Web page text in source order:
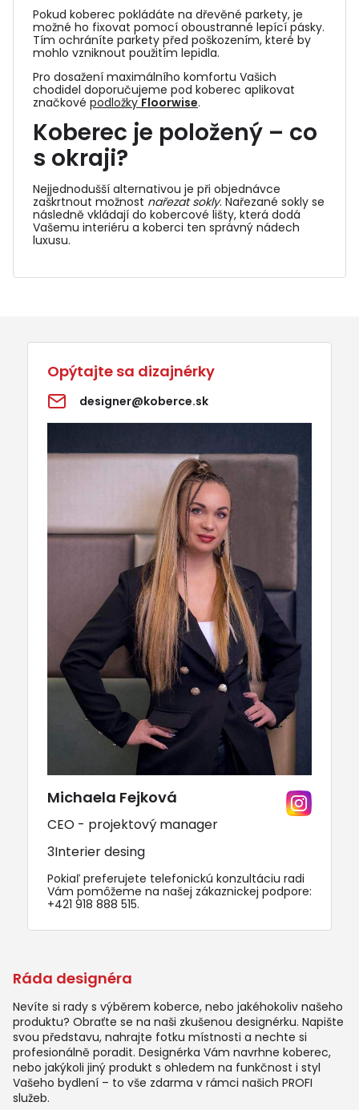
Pokud koberec pokládáte na dřevěné parkety, je
možné ho fixovat pomocí oboustranné lepící pásky.
Tím ochráníte parkety před poškozením, které by
mohlo vzniknout použitím lepidla.
Pro dosažení maximálního komfortu Vašich
chodidel doporučujeme pod koberec aplikovat
značkové podložky Floorwise.
Koberec je položený – co
s okraji?
Nejjednodušší alternativou je při objednávce
zaškrtnout možnost nařezat sokly. Nařezané sokly se
následně vkládají do kobercové lišty, která dodá
Vašemu interiéru a koberci ten správný nádech
luxusu.
Ráda designéra
Nevíte si rady s výběrem koberce, nebo jakéhokoliv našeho
produktu? Obraťte se na naši zkušenou designérku. Napište
svou představu, nahrajte fotku místnosti a nechte si
profesionálně poradit. Designérka Vám navrhne koberec,
nebo jakýkoli jiný produkt s ohledem na funkčnost i styl
Vašeho bydlení – to vše zdarma v rámci našich PROFI
služeb.
Opýtajte sa dizajnérky
designer@koberce.sk
Michaela Fejková
CEO - projektový manager
3Interier desing
Pokiaľ preferujete telefonickú konzultáciu radi
Vám pomôžeme na našej zákaznickej podpore:
+421 918 888 515.